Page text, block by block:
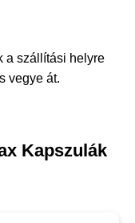
a szállítási helyre
vegye át.
Kapszulák